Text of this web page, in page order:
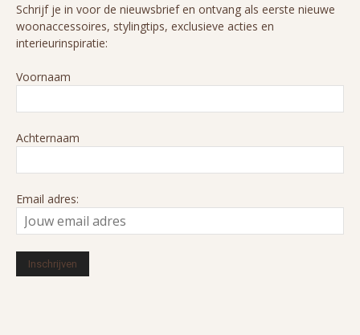
Schrijf je in voor de nieuwsbrief en ontvang als eerste nieuwe
woonaccessoires, stylingtips, exclusieve acties en
interieurinspiratie:
Voornaam
Achternaam
Email adres: